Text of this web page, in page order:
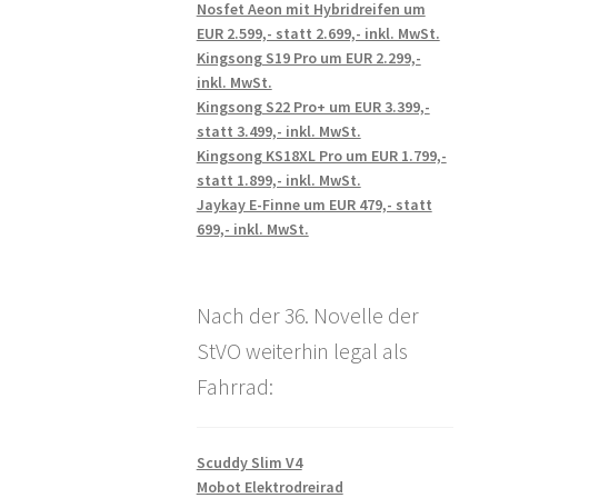
Nosfet Aeon mit Hybridreifen um
EUR 2.599,- statt 2.699,- inkl. MwSt.
Kingsong S19 Pro um EUR 2.299,-
inkl. MwSt.
Kingsong S22 Pro+ um EUR 3.399,-
statt 3.499,- inkl. MwSt.
Kingsong KS18XL Pro um EUR 1.799,-
statt 1.899,- inkl. MwSt.
Jaykay E-Finne um EUR 479,- statt
699,- inkl. MwSt.
Nach der 36. Novelle der
StVO weiterhin legal als
Fahrrad:
Scuddy Slim V4
Mobot Elektrodreirad